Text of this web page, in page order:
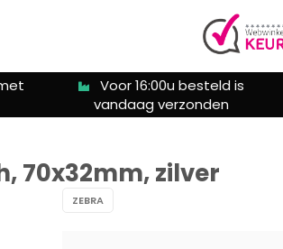
Voor 16:00u besteld is
vandaag verzonden
70x32mm, zilver
ZEBRA